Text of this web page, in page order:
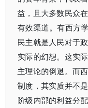
益，且大多数民众
有效渠道。有西方
民主就是人民对于
实际的幻想。这实
主理论的倒退。而
制度，其实质并不
阶级内部的利益分